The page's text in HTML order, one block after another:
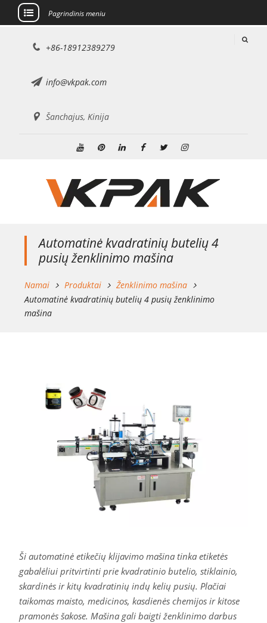
Pagrindinis meniu
+86-18912389279
info@vkpak.com
Šanchajus, Kinija
Automatinė kvadratinių butelių 4
pusių ženklinimo mašina
Namai Produktai
Ženklinimo mašina
Automatinė kvadratinių butelių 4 pusių ženklinimo
mašina
Ši automatinė etikečių klijavimo mašina tinka etiketės
gabalėliui pritvirtinti prie kvadratinio butelio, stiklainio,
skardinės ir kitų kvadratinių indų kelių pusių. Plačiai
taikomas maisto, medicinos, kasdienės chemijos ir kitose
pramonės šakose. Mašina gali baigti ženklinimo darbus